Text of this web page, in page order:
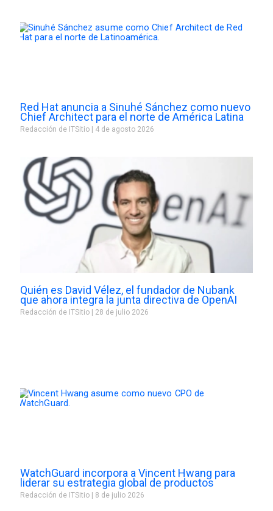
Red Hat anuncia a Sinuhé Sánchez como nuevo
Chief Architect para el norte de América Latina
Redacción de ITSitio 4 de agosto 2026
Quién es David Vélez, el fundador de Nubank
que ahora integra la junta directiva de OpenAI
Redacción de ITSitio 28 de julio 2026
WatchGuard incorpora a Vincent Hwang para
liderar su estrategia global de productos
Redacción de ITSitio 8 de julio 2026